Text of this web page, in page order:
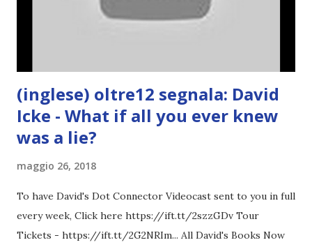
(inglese) oltre12 segnala: David
Icke - What if all you ever knew
was a lie?
maggio 26, 2018
To have David's Dot Connector Videocast sent to you in full
every week, Click here https://ift.tt/2szzGDv Tour
Tickets - https://ift.tt/2G2NRIm... All David's Books Now